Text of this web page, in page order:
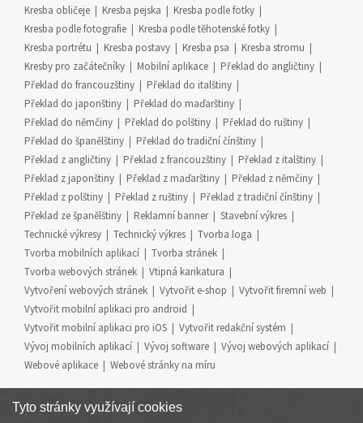
Kresba obličeje
Kresba pejska
Kresba podle fotky
Kresba podle fotografie
Kresba podle těhotenské fotky
Kresba portrétu
Kresba postavy Kresba psa
Kresba stromu
Kresby pro začátečníky
Mobilní aplikace
Překlad do angličtiny
Překlad do francouzštiny
Překlad do italštiny
Překlad do japonštiny
Překlad do maďarštiny
Překlad do němčiny
Překlad do polštiny
Překlad do ruštiny
Překlad do španělštiny
Překlad do tradiční čínštiny
Překlad z angličtiny
Překlad z francouzštiny
Překlad z italštiny
Překlad z japonštiny
Překlad z maďarštiny
Překlad z němčiny
Překlad z polštiny
Překlad z ruštiny
Překlad z tradiční čínštiny
Překlad ze španělštiny
Reklamní banner
Stavební výkres
Technické výkresy
Technický výkres
Tvorba loga
Tvorba mobilních aplikací
Tvorba stránek
Tvorba webových stránek
Vtipná karikatura
Vytvoření webových stránek
Vytvořit e-shop
Vytvořit firemní web
Vytvořit mobilní aplikaci pro android
Vytvořit mobilní aplikaci pro iOS
Vytvořit redakční systém
Vývoj mobilních aplikací
Vývoj software
Vývoj webových aplikací
Webové aplikace
Webové stránky na míru
Tyto stránky využívají cookies